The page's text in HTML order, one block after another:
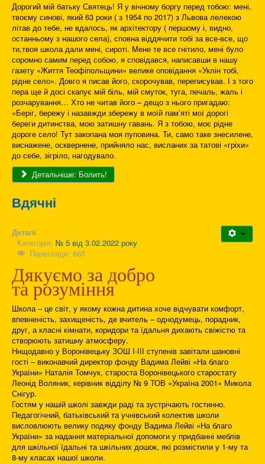
Дорогий мій батьку Святець! Я у вічному боргу перед тобою: мені,
твоєму синові, який 63 роки ( з 1954 по 2017) з Львова лелекою
літав до тебе, не вдалось, як архітектору ( першому і, видно,
останньому з нашого села), сповна віддячити тобі за все-все, що
ти,твоя школа дали мені, сироті. Мене те все гнітило, мені було
соромно самим перед собою, я сповідався, написавши в нашу
газету «Життя Теофіпольщини» велике оповідання «Уклін тобі,
рідне село». Довго я писав його, скорочував, переписував. І з того
пера ще й досі скапує мій біль, мій смуток, туга, печаль, жаль і
розчарування… Хто не читав його – дещо з нього пригадаю:
«Беріг, бережу і назавжди збережу в моїй пам’яті мої дорогі
береги дитинства, мою затишну гавань. Я з тобою, моє рідне
дороге село! Тут закопана моя пуповина. Ти, само таке знесилене,
виснажене, осквернене, прийняло нас, висланих за татові «гріхи»
до себе, зігріло, нагодувало.
Детальніше: Болить!
Вдячні
Деталі
Категорія: № 5 від 3.02.2022 року
Перегляди: 665
Дякуємо за добро
та розуміння
Школа – це світ, у якому кожна дитина хоче відчувати комфорт,
впевненість, захищеність, де вчитель – однодумець, порадник,
друг, а класні кімнати, коридори та їдальня дихають свіжістю та
створюють затишну атмосферу.
Ннщодавно у Воронівецьку ЗОШ І-ІІІ ступенів завітали шановні
гості – виконавчий директор фонду Вадима Лейві «На благо
України» Наталія Томчук, староста Воронівецького старостату
Леонід Воляник, керівник відділу № 9 ТОВ «Україна 2001» Микола
Снігур.
Гостям у нашій школі завжди раді та зустрічають гостинно.
Педагогічний, батьківський та учнівський колектив школи
висловлюють велику подяку фонду Вадима Лейві «На благо
України» за надання матеріальної допомоги у придбанні меблів
для шкільної їдальні та шкільних дошок, які розмістили у 1-му та
8-му класах нашої школи.